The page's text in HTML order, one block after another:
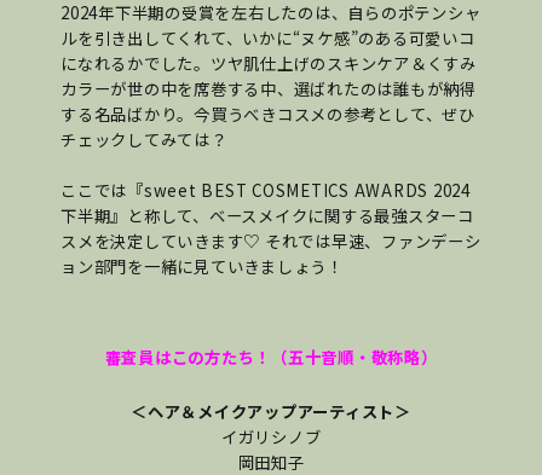
2024年下半期の受賞を左右したのは、自らのポテンシャ
ルを引き出してくれて、いかに“ヌケ感”のある可愛いコ
になれるかでした。ツヤ肌仕上げのスキンケア＆くすみ
カラーが世の中を席巻する中、選ばれたのは誰もが納得
する名品ばかり。今買うべきコスメの参考として、ぜひ
チェックしてみては？
ここでは『sweet BEST COSMETICS AWARDS 2024
下半期』と称して、ベースメイクに関する最強スターコ
スメを決定していきます♡ それでは早速、ファンデーシ
ョン部門を一緒に見ていきましょう！
審査員はこの方たち！（五十音順・敬称略）
＜ヘア＆メイクアップアーティスト＞
イガリシノブ
岡田知子